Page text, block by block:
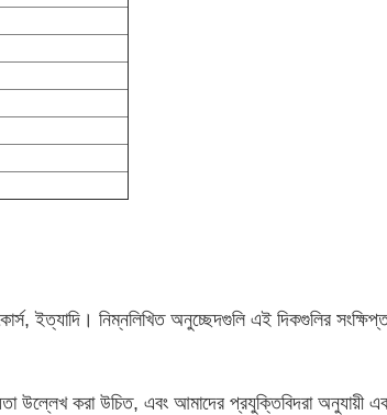
ইত্যাদি। নিম্নলিখিত অনুচ্ছেদগুলি এই দিকগুলির সংক্ষিপ্ত
উল্লেখ করা উচিত, এবং আমাদের প্রযুক্তিবিদরা অনুযায়ী